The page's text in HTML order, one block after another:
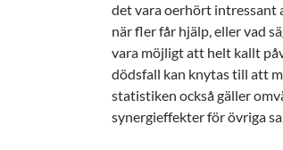
det vara oerhört intressant
när fler får hjälp, eller vad
vara möjligt att helt kallt
dödsfall kan knytas till att
statistiken också gäller
synergieffekter för övriga